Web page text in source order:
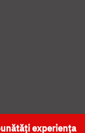
NAȚIONALĂ
experiența